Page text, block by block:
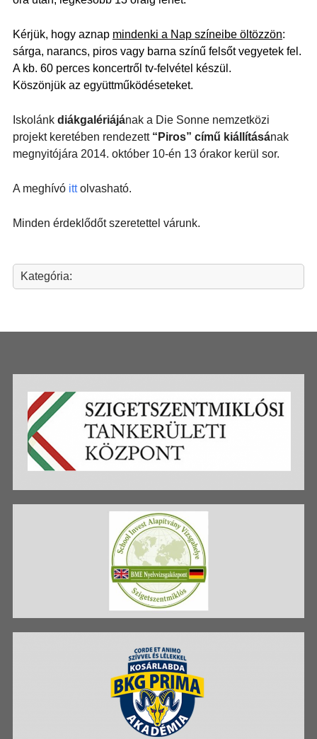
Kérjük, hogy aznap mindenki a Nap színeibe öltözzön:
sárga, narancs, piros vagy barna színű felsőt vegyetek fel.
A kb. 60 perces koncertről tv-felvétel készül.
Köszönjük az együttműködéseteket.
Iskolánk diákgalériájának a Die Sonne nemzetközi
projekt keretében rendezett “Piros” című kiállításának
megnyitójára 2014. október 10-én 13 órakor kerül sor.
A meghívó ittolvasható.
Minden érdeklődőt szeretettel várunk.
Kategória: